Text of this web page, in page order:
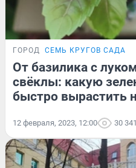
ГОРОД СЕМЬ КРУГОВ САДА
От базилика с
свёклы: какую
быстро вырастить
12 февраля, 2023, 12:00 30 341